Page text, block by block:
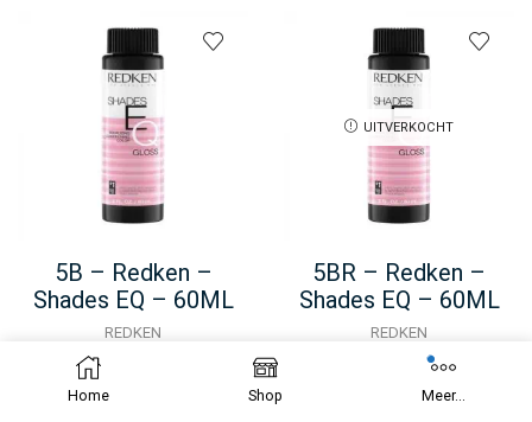
5B – Redken –
Shades EQ – 60ML
REDKEN
UITVERKOCHT
5BR – Redken –
Shades EQ – 60ML
REDKEN
Home Shop Meer...